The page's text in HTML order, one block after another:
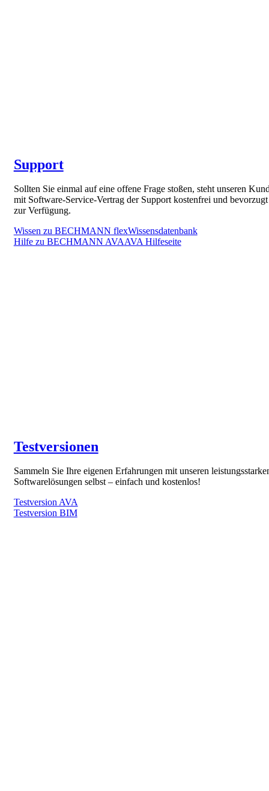
Support
Sollten Sie einmal auf eine offene Frage stoßen, steht unseren
mit Software-Service-Vertrag der Support kostenfrei und bevorzugt
zur Verfügung.
Wissen zu BECHMANN flexWissensdatenbank
Hilfe zu BECHMANN AVAAVA Hilfeseite
Testversionen
Sammeln Sie Ihre eigenen Erfahrungen mit unseren
Softwarelösungen selbst – einfach und kostenlos!
Testversion AVA
Testversion BIM